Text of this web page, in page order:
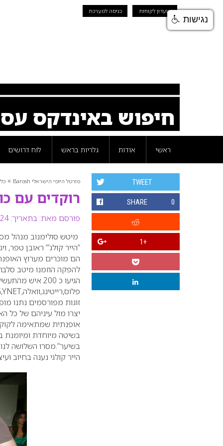
מועדון לקוחות כניסה למערכת
חיפוש באינדקס
ראשי אודות גלריות בראש לוח דרושים
פורטל היופי הישראלי Barosh »
רוקדים עם
פורסם מאת: בתאריך: 24 יולי 2008
TWEET
SHARE 0
+1
מיטש סולימנוב מנהל
“הייר קולג’” ראובן טפר,
הם מוכרים מערוץ
להפקה הוזמנו מיטב
הגיעו כ 200
יצרו מול עיניהם של כל
אופנתית שמתאימה
בשיטה מיוחדת ומיומנת
בשיער”.מסרו השלושה
הייר קולגי נענה בחיוב
נגישות